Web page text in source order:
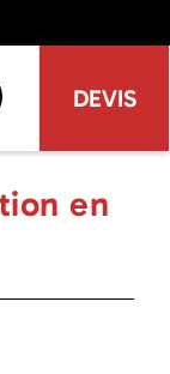
DEVIS
en